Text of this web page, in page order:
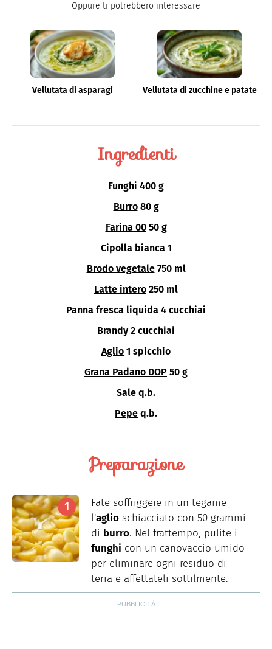
Oppure ti potrebbero interessare
Vellutata di asparagi Vellutata di zucchine e patate
Ingredienti
Funghi 400 g
Burro 80 g
Farina 00 50 g
Cipolla bianca 1
Brodo vegetale 750 ml
Latte intero 250 ml
Panna fresca liquida 4 cucchiai
Brandy 2 cucchiai
Aglio 1 spicchio
Grana Padano DOP 50 g
Sale q.b.
Pepe q.b.
Preparazione
Fate soffriggere in un tegame
l'aglio schiacciato con 50 grammi
di burro. Nel frattempo, pulite i
funghi con un canovaccio umido
per eliminare ogni residuo di
terra e affettateli sottilmente.